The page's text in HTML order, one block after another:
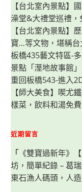
門
票
價
快
速
通
關
方
法
【台北室內景點】
澡堂&大禮堂巡禮，
【台北室內景點】
寶…等文物，堪稱
板橋435藝文特區-
景點「溼地故事館」
重回板橋543-進入
【師大美食】喫尤
樣菜，飲料和湯免
近期留言
「 《雙寶過新年》
坊，簡單紀錄 – 葛
東石漁人碼頭，人